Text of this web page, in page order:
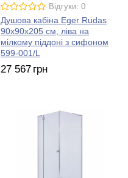
Відгуки: 0
Душова кабіна Eger Rudas
90х90х205 см, ліва на
мілкому піддоні з сифоном
599-001/L
27 567 грн